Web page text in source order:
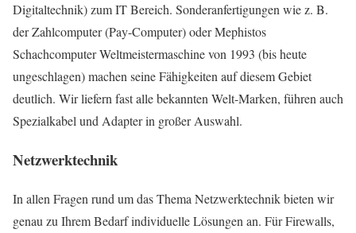
Digitaltechnik) zum IT Bereich. Sonderanfertigungen wie z. B.
der Zahlcomputer (Pay-Computer) oder Mephistos
Schachcomputer Weltmeistermaschine von 1993 (bis heute
ungeschlagen) machen seine Fähigkeiten auf diesem Gebiet
deutlich. Wir liefern fast alle bekannten Welt-Marken, führen auch
Spezialkabel und Adapter in großer Auswahl.
Netzwerktechnik
In allen Fragen rund um das Thema Netzwerktechnik bieten wir
genau zu Ihrem Bedarf individuelle Lösungen an. Für Firewalls,